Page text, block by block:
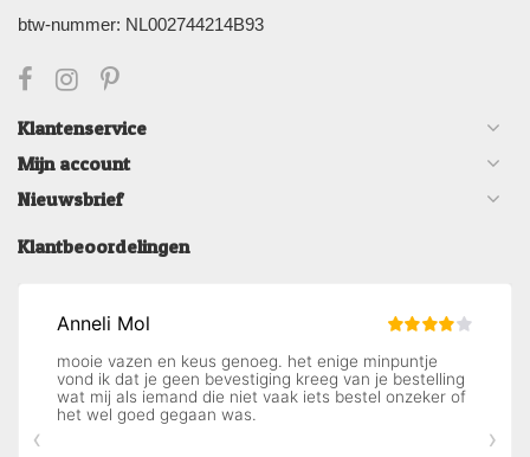
btw-nummer: NL002744214B93
Klantenservice
Mijn account
Nieuwsbrief
Klantbeoordelingen